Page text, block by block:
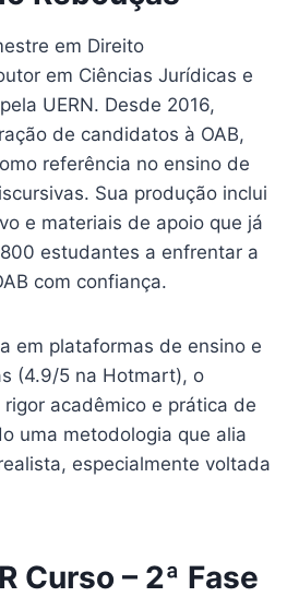
em Direito
em Ciências Jurídicas e
UERN. Desde 2016,
de candidatos à OAB,
referência no ensino de
Sua produção inclui
e materiais de apoio que já
estudantes a enfrentar a
com confiança.
em plataformas de ensino e
(4.9/5 na Hotmart), o
acadêmico e prática de
uma metodologia que alia
especialmente voltada
Curso – 2ª Fase